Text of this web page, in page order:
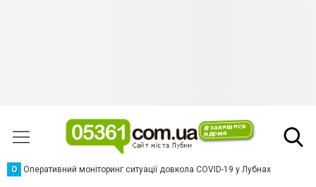
О Оперативний моніторинг ситуації довкола COVID-19 у Лубнах